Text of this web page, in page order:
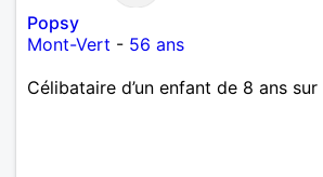
Popsy
Mont-Vert - 56 ans
Célibataire d’un enfant de 8 ans sur